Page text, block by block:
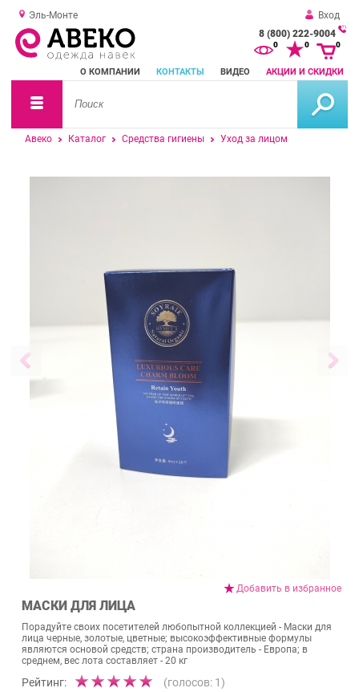
Эль-Монте
Вход
8 (800) 222-9004
О КОМПАНИИ КОНТАКТЫ ВИДЕО АКЦИИ И СКИДКИ
0 0 0
Авеко Каталог Средства гигиены Уход за лицом
Добавить в избранное
МАСКИ ДЛЯ ЛИЦА
Порадуйте своих посетителей любопытной коллекцией - Маски для
лица черные, золотые, цветные; высокоэффективные формулы
являются основой средств; страна производитель - Европа; в
среднем, вес лота составляет - 20 кг
Рейтинг: (голосов: 1)